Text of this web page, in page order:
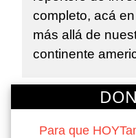
completo, acá
más allá de
continente
Para que